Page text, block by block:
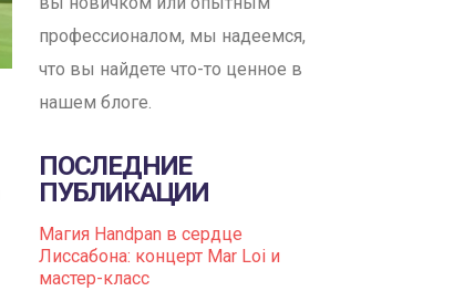
профессионалом, мы надеемся,
что вы найдете что-то ценное в
нашем блоге.
ПОСЛЕДНИЕ
ПУБЛИКАЦИИ
Магия Handpan в сердце
Лиссабона: концерт Mar Loi и
мастер-класс